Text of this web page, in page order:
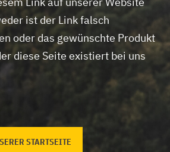
ist der Link falsch
oder das gewünschte Produkt
diese Seite existiert bei uns
STARTSEITE